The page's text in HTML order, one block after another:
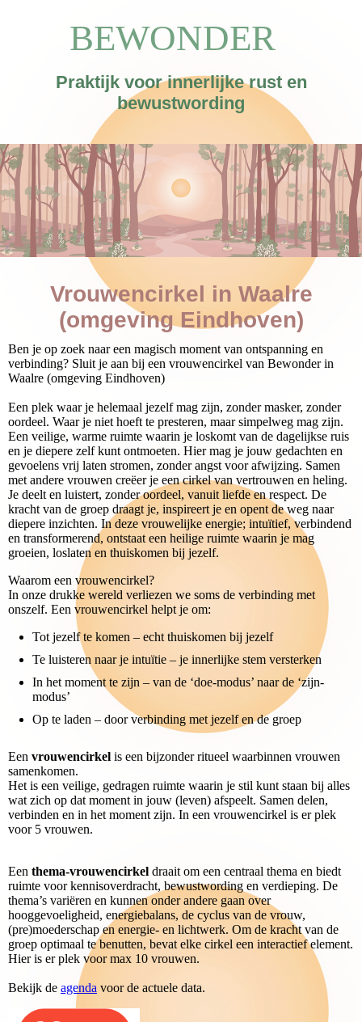
BEWONDER
Praktijk voorinnerlijke rust en
bewustwording
Vrouwencirkel in Waalre
(omgeving Eindhoven)
Ben je op zoek naar een magisch moment van ontspanning en
verbinding? Sluit je aan bij een vrouwencirkel van Bewonder in
Waalre (omgeving Eindhoven)
Een plek waar je helemaal jezelf mag zijn, zonder masker, zonder
oordeel. Waar je niet hoeft te presteren, maar simpelweg mag zijn.
Een veilige, warme ruimte waarin je loskomt van de dagelijkse ruis
en je diepere zelf kunt ontmoeten. Hier mag je jouw gedachten en
gevoelens vrij laten stromen, zonder angst voor afwijzing. Samen
met andere vrouwen creëer je een cirkel van vertrouwen en heling.
Je deelt en luistert, zonder oordeel, vanuit liefde en respect. De
kracht van de groep draagt je, inspireert je en opent de weg naar
diepere inzichten. In deze vrouwelijke energie; intuïtief, verbindend
en transformerend, ontstaat een heilige ruimte waarin je mag
groeien, loslaten en thuiskomen bij jezelf.
Waarom een vrouwencirkel?
In onze drukke wereld verliezen we soms de verbinding met
onszelf. Een vrouwencirkel helpt je om:
Tot jezelf te komen – echt thuiskomen bij jezelf
Te luisteren naar je intuïtie – je innerlijke stem versterken
In het moment te zijn – van de ‘doe-modus’ naar de ‘zijn-
modus’
Op te laden – door verbinding met jezelf en de groep
Een vrouwencirkel is een bijzonder ritueel waarbinnen vrouwen
samenkomen.
Het is een veilige, gedragen ruimte waarin je stil kunt staan bij alles
wat zich op dat moment in jouw (leven) afspeelt. Samen delen,
verbinden en in het moment zijn. In een vrouwencirkel is er plek
voor 5 vrouwen.
Een thema-vrouwencirkel draait om een centraal thema en biedt
ruimte voor kennisoverdracht, bewustwording en verdieping. De
thema’s variëren en kunnen onder andere gaan over
hooggevoeligheid, energiebalans, de cyclus van de vrouw,
(pre)moederschap en energie- en lichtwerk. Om de kracht van de
groep optimaal te benutten, bevat elke cirkel een interactief element.
Hier is er plek voor max 10 vrouwen.
Bekijk de agenda voor de actuele data.